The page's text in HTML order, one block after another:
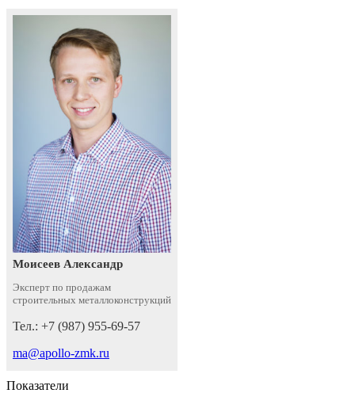
Моисеев Александр
Эксперт по продажам
строительных металлоконструкций
Тел.: +7 (987) 955-69-57
ma@apollo-zmk.ru
Показатели